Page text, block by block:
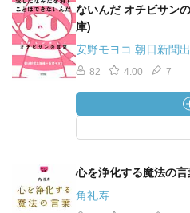
ないんだ オチビサン
庫)
安野モヨコ 朝日新聞
82 4.00 7
心を浄化する魔法の
角礼寿